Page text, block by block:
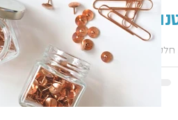
שלי